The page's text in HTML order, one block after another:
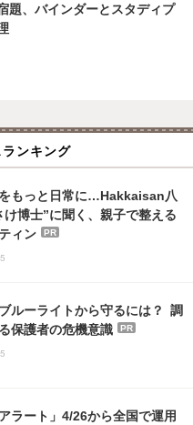
題、バインダーとスタディプ
ンキング
もっと日常に…Hakkaisan八
け博士”に聞く、親子で整える
ィン
PR
ルーライトから守るには？ 調
保護者の危機意識
PR
ラート」4/26から全国で運用